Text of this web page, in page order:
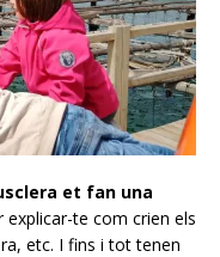
et fan una
explicar-te com crien els
etc. I fins i tot tenen